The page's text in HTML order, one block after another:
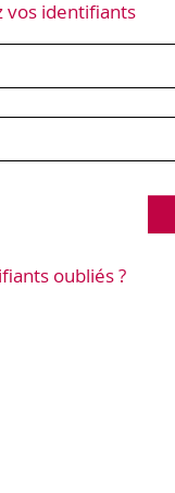
vos identifiants
oubliés ?